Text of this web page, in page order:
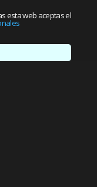
esta web aceptas el